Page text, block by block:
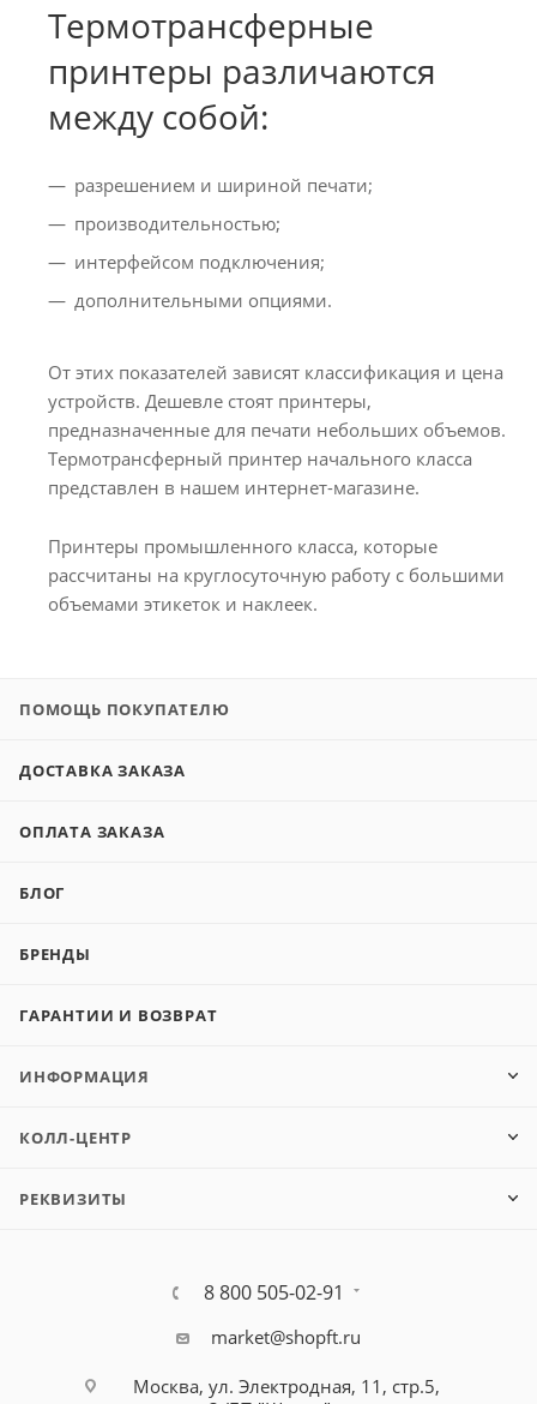
Термотрансферные
принтеры различаются
между собой:
разрешением и шириной печати;
производительностью;
интерфейсом подключения;
дополнительными опциями.
От этих показателей зависят классификация и цена
устройств. Дешевле стоят принтеры,
предназначенные для печати небольших объемов.
Термотрансферный принтер начального класса
представлен в нашем интернет-магазине.
Принтеры промышленного класса, которые
рассчитаны на круглосуточную работу с большими
объемами этикеток и наклеек.
ПОМОЩЬ ПОКУПАТЕЛЮ
ДОСТАВКА ЗАКАЗА
ОПЛАТА ЗАКАЗА
БЛОГ
БРЕНДЫ
ГАРАНТИИ И ВОЗВРАТ
ИНФОРМАЦИЯ
КОЛЛ-ЦЕНТР
РЕКВИЗИТЫ
8 800 505-02-91
market@shopft.ru
Москва, ул. Электродная, 11, стр.5,